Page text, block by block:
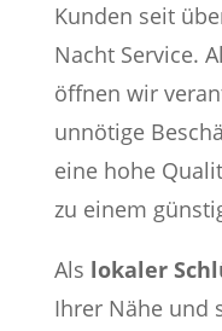
Kunden seit
Nacht Service.
öffnen wir
unnötige
eine hohe
zu einem
Als lokaler
Ihrer Nähe und